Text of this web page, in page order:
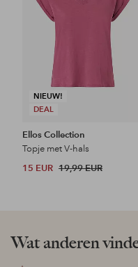
NIEUW!
DEAL
Ellos Collection
Topje met V-hals
15 EUR 19,99 EUR
Wat anderen